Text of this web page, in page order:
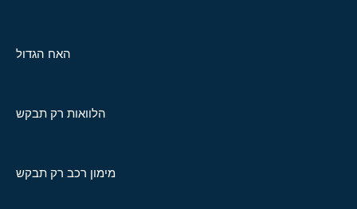
האח הגדול
הלוואות רק תבקש
מימון רכב רק תבקש